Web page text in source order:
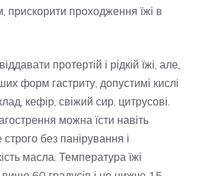
прискорити проходження їжі в
протертій і рідкій їжі, але,
форм гастриту, допустимі кислі
кефір, свіжий сир, цитрусові.
можна їсти навіть
без панірування і
масла. Температура їжі